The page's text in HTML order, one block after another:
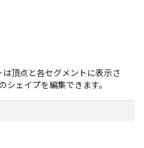
は頂点と各セグメントに表示さ
シェイプを編集できます。